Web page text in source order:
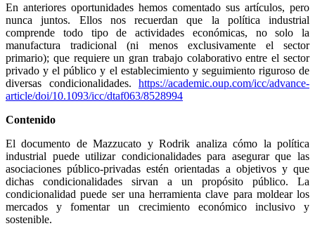
En anteriores oportunidades hemos comentado sus artículos, pero
nunca juntos. Ellos nos recuerdan que la política industrial
comprende todo tipo de actividades económicas, no solo la
manufactura tradicional (ni menos exclusivamente el sector
primario); que requiere un gran trabajo colaborativo entre el sector
privado y el público y el establecimiento y seguimiento riguroso de
diversas condicionalidades. https://academic.oup.com/icc/advance-
article/doi/10.1093/icc/dtaf063/8528994
Contenido
El documento de Mazzucato y Rodrik analiza cómo la política
industrial puede utilizar condicionalidades para asegurar que las
asociaciones público-privadas estén orientadas a objetivos y que
dichas condicionalidades sirvan a un propósito público. La
condicionalidad puede ser una herramienta clave para moldear los
mercados y fomentar un crecimiento económico inclusivo y
sostenible.